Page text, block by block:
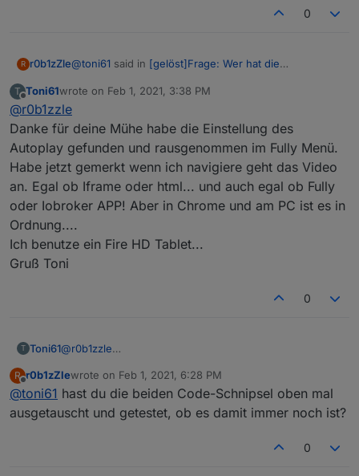
0
R r0b1zZle@toni61 said in [gelöst]Frage: Wer hat die
Browser und bekomme jetzt egal ob über iframe
oder html Widget immer ein Autoplay, was ich
nicht möchte. Hat das jemand auch bzw ohne
Autoplay hinbekommen? Danke für eure Mühe.
Gruß Toni
Das habe ich gefunden in den Features vom Fully
Kiosk Browser:
FEATURES.
Die meisten Features sind konfigurierbar für
Ihren Usecase.
Autoplay HTML5 video/audio
Das heißt, es könnte im Fully Kiosk Browser eine
Falls nicht, kannst du folgenden Code in deinem
HTML-Widget ersetzen / probieren (ungetestet):
<script>
    vid.autoplay = false;
    vid.load();
T
Offline
Toni61wrote on Feb 1, 2021, 3:38 PM
last edited by
@r0b1zzle
Danke für deine Mühe habe die Einstellung des
Autoplay gefunden und rausgenommen im Fully Menü.
Habe jetzt gemerkt wenn ich navigiere geht das Video
an. Egal ob Iframe oder html... und auch egal ob Fully
oder Iobroker APP! Aber in Chrome und am PC ist es in
Ordnung....
Ich benutze ein Fire HD Tablet...
Gruß Toni
0
T Toni61@r0b1zzle
Autoplay gefunden und rausgenommen im Fully Menü.
Habe jetzt gemerkt wenn ich navigiere geht das Video
an. Egal ob Iframe oder html... und auch egal ob Fully
oder Iobroker APP! Aber in Chrome und am PC ist es in
R
Offline
r0b1zZlewrote on Feb 1, 2021, 6:28 PM
last edited by
@toni61 hast du die beiden Code-Schnipsel oben mal
ausgetauscht und getestet, ob es damit immer noch ist?
0